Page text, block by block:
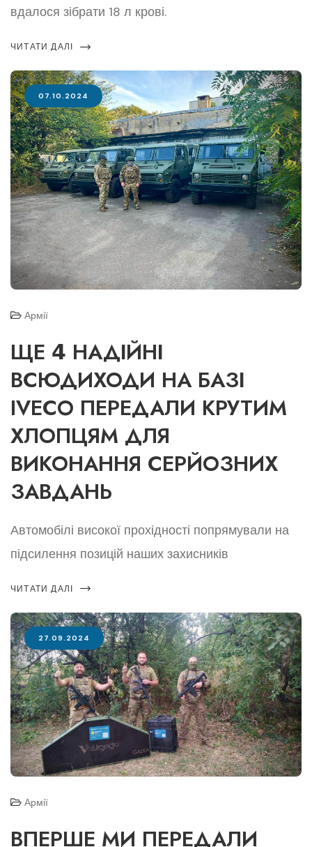
вдалося зібрати 18 л крові.
ЧИТАТИ ДАЛІ
07.10.2024
Армії
ЩЕ 𝟰 НАДІЙНІ
ВСЮДИХОДИ НА БАЗІ
IVECO ПЕРЕДАЛИ КРУТИМ
ХЛОПЦЯМ ДЛЯ
ВИКОНАННЯ СЕРЙОЗНИХ
ЗАВДАНЬ
Автомобілі високої прохідності попрямували на
підсилення позицій наших захисників
ЧИТАТИ ДАЛІ
27.09.2024
Армії
ВПЕРШЕ МИ ПЕРЕДАЛИ